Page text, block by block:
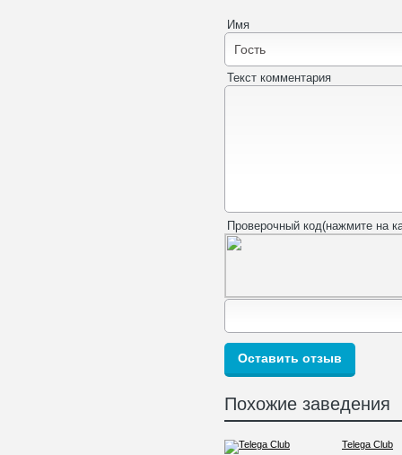
Имя
Текст комментария
Проверочный код(нажмите на
Похожие заведения
Telega Club